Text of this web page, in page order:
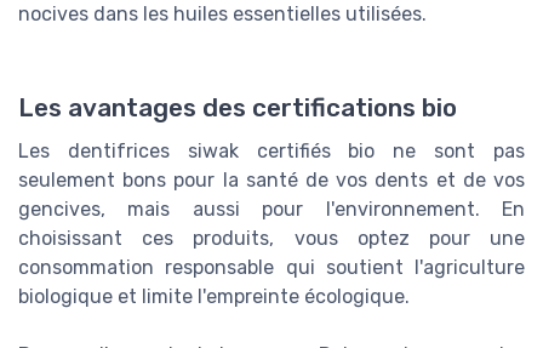
nocives dans les huiles essentielles utilisées.
Les avantages des certifications bio
Les dentifrices siwak certifiés bio ne sont pas
seulement bons pour la santé de vos dents et de vos
gencives, mais aussi pour l'environnement. En
choisissant ces produits, vous optez pour une
consommation responsable qui soutient l'agriculture
biologique et limite l'empreinte écologique.